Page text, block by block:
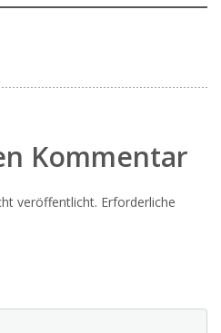
Kommentar
veröffentlicht. Erforderliche